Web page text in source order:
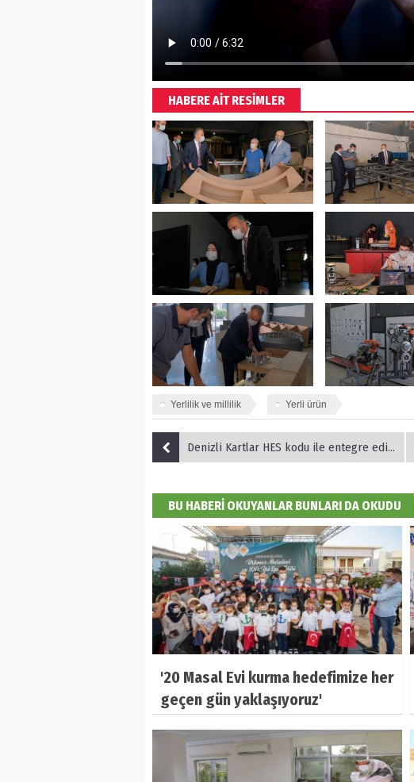
HABERE AİT RESİMLER
Yerlilik ve millilik Yerli ürün
Denizli Kartlar HES kodu ile entegre edilmeye başlandı
BU HABERİ OKUYANLAR BUNLARI DA OKUDU
'20 Masal Evi kurma hedefimize her
geçen gün yaklaşıyoruz'